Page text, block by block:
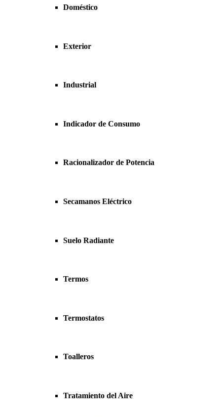
Doméstico
Exterior
Industrial
Indicador de Consumo
Racionalizador de Potencia
Secamanos Eléctrico
Suelo Radiante
Termos
Termostatos
Toalleros
Tratamiento del Aire